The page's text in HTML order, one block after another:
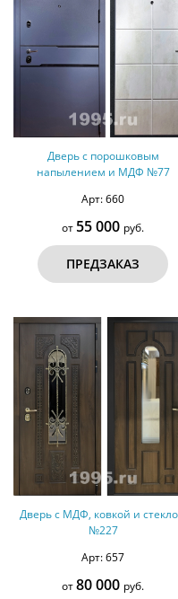
Дверь с порошковым
напылением и МДФ №77
Арт: 660
от 55 000 руб.
ПРЕДЗАКАЗ
Дверь с МДФ, ковкой и
№227
Арт: 657
от80 000 руб.